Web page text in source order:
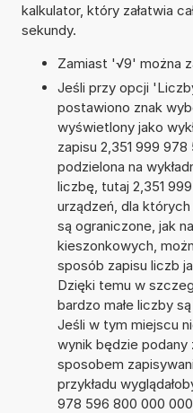
kalkulator, który załatwia
sekundy.
Zamiast '√9' można
Jeśli przy opcji
postawiono znak
wyświetlony jako
zapisu 2,351 999 978
podzielona na
liczbę, tutaj 2,351
urządzeń, dla
są ograniczone, jak
kieszonkowych,
sposób zapisu liczb
Dzięki temu w
bardzo małe liczby
Jeśli w tym miejscu
wynik będzie
sposobem
przykładu
978 596 800 000